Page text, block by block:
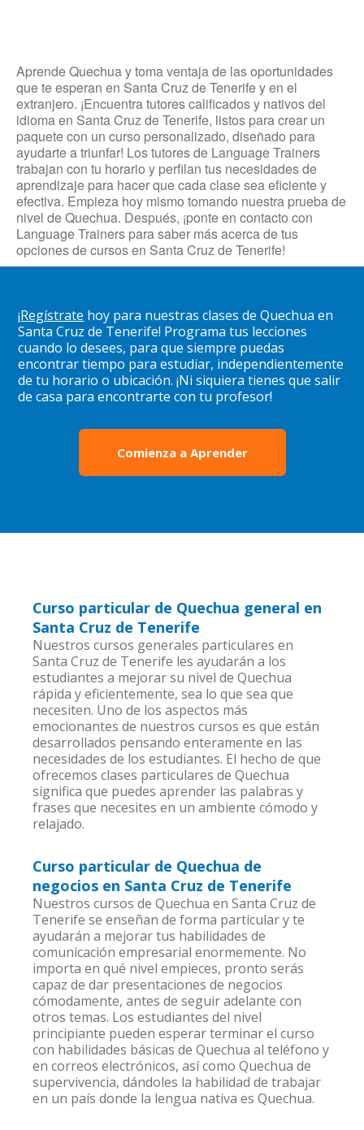
Aprende Quechua y toma ventaja de las oportunidades
que te esperan en Santa Cruz de Tenerife y en el
extranjero. ¡Encuentra tutores calificados y nativos del
idioma en Santa Cruz de Tenerife, listos para crear un
paquete con un curso personalizado, diseñado para
ayudarte a triunfar! Los tutores de Language Trainers
trabajan con tu horario y perfilan tus necesidades de
aprendizaje para hacer que cada clase sea eficiente y
efectiva. Empieza hoy mismo tomando nuestra prueba de
nivel de Quechua. Después, ¡ponte en contacto con
Language Trainers para saber más acerca de tus
opciones de cursos en Santa Cruz de Tenerife!
¡Regístrate hoy para nuestras clases de Quechua en
Santa Cruz de Tenerife! Programa tus lecciones
cuando lo desees, para que siempre puedas
encontrar tiempo para estudiar, independientemente
de tu horario o ubicación. ¡Ni siquiera tienes que salir
de casa para encontrarte con tu profesor!
Comienza a Aprender
Curso particular de Quechua general en
Santa Cruz de Tenerife
Nuestros cursos generales particulares en
Santa Cruz de Tenerife les ayudarán a los
estudiantes a mejorar su nivel de Quechua
rápida y eficientemente, sea lo que sea que
necesiten. Uno de los aspectos más
emocionantes de nuestros cursos es que están
desarrollados pensando enteramente en las
necesidades de los estudiantes. El hecho de que
ofrecemos clases particulares de Quechua
significa que puedes aprender las palabras y
frases que necesites en un ambiente cómodo y
relajado.
Curso particular de Quechua de
negocios en Santa Cruz de Tenerife
Nuestros cursos de Quechua en Santa Cruz de
Tenerife se enseñan de forma particular y te
ayudarán a mejorar tus habilidades de
comunicación empresarial enormemente. No
importa en qué nivel empieces, pronto serás
capaz de dar presentaciones de negocios
cómodamente, antes de seguir adelante con
otros temas. Los estudiantes del nivel
principiante pueden esperar terminar el curso
con habilidades básicas de Quechua al teléfono y
en correos electrónicos, así como Quechua de
supervivencia, dándoles la habilidad de trabajar
en un país donde la lengua nativa es Quechua.